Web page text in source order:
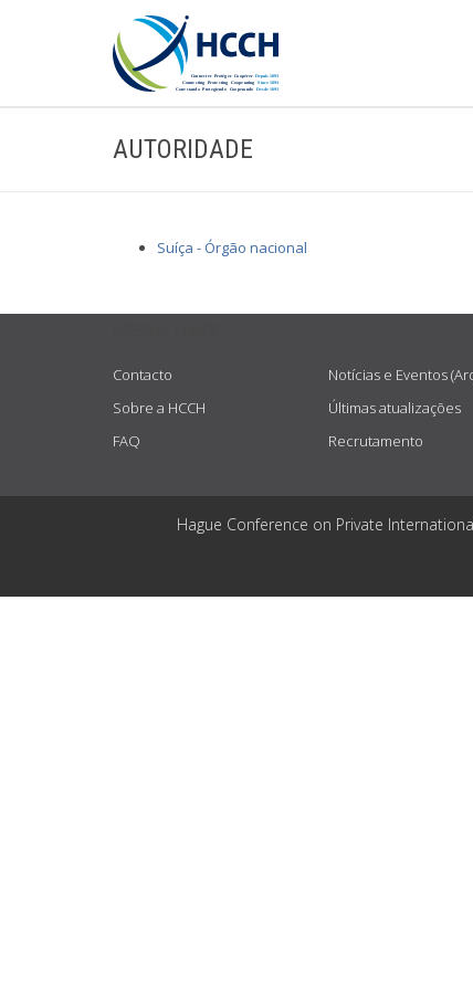
AUTORIDADE
Suíça - Órgão nacional
Contacto
Sobre a HCCH
FAQ
Notícias e Eventos
Últimas atualizações
Recrutamento
Hague Conference on Private